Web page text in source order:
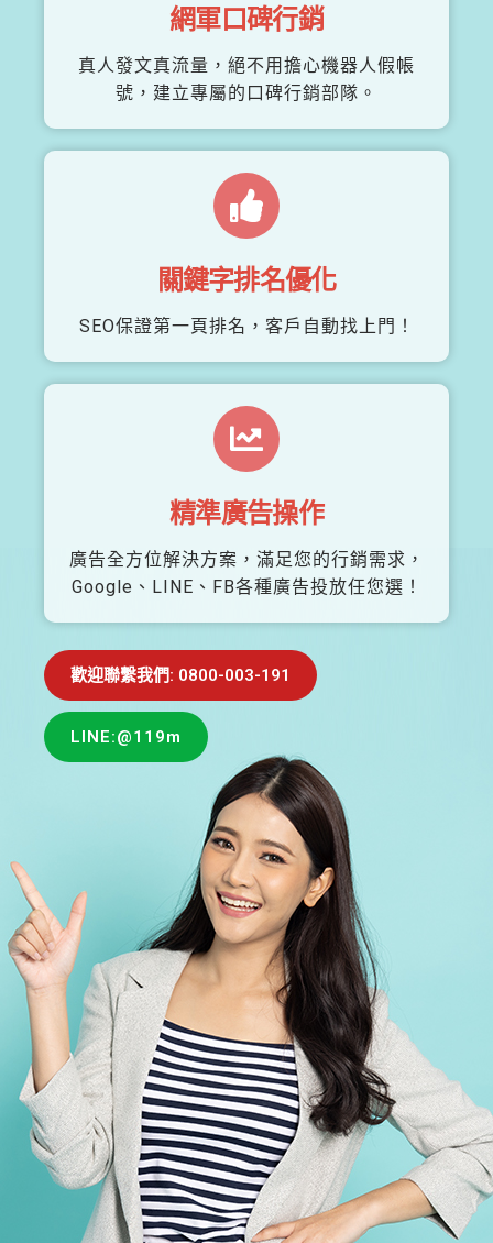
網軍口碑行銷
真人發文真流量，絕不用擔心機器人假帳
號，建立專屬的口碑行銷部隊。
關鍵字排名優化
SEO保證第一頁排名，客戶自動找上門！
精準廣告操作
廣告全方位解決方案，滿足您的行銷需求，
Google、LINE、FB各種廣告投放任您選！
歡迎聯繫我們: 0800-003-191
LINE:@119m